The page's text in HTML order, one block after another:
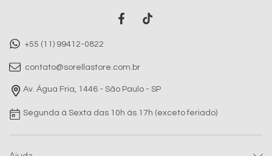
+55 (11) 99412-0822
contato@sorellastore.com.br
Av. Água Fria, 1446 - São Paulo - SP
Segunda à Sexta das 10h às 17h (exceto feriado)